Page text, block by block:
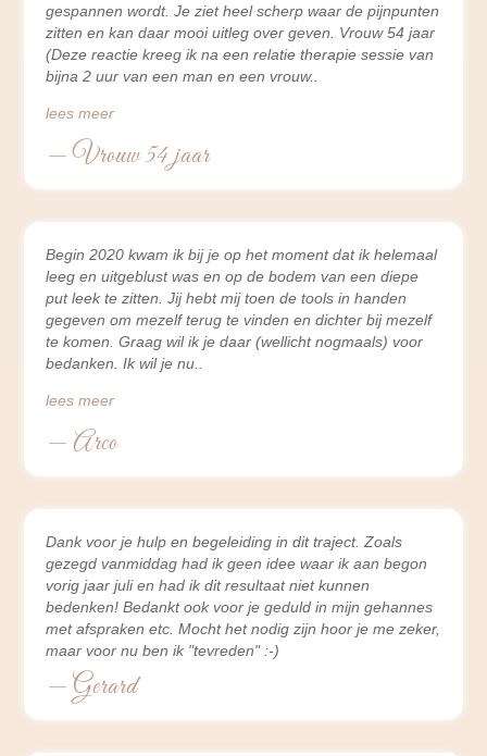
gespannen wordt. Je ziet heel scherp waar de pijnpunten
zitten en kan daar mooi uitleg over geven. Vrouw 54 jaar
(Deze reactie kreeg ik na een relatie therapie sessie van
bijna 2 uur van een man en een vrouw
lees meer
— Vrouw 54 jaar
Begin 2020 kwam ik bij je op het moment dat ik helemaal
leeg en uitgeblust was en op de bodem van een diepe
put leek te zitten. Jij hebt mij toen de tools in handen
gegeven om mezelf terug te vinden en dichter bij mezelf
te komen. Graag wil ik je daar (wellicht nogmaals) voor
bedanken. Ik wil je nu
lees meer
— Arco
Dank voor je hulp en begeleiding in dit traject. Zoals
gezegd vanmiddag had ik geen idee waar ik aan begon
vorig jaar juli en had ik dit resultaat niet kunnen
bedenken! Bedankt ook voor je geduld in mijn gehannes
met afspraken etc. Mocht het nodig zijn hoor je me zeker,
maar voor nu ben ik "tevreden" :-)
— Gerard